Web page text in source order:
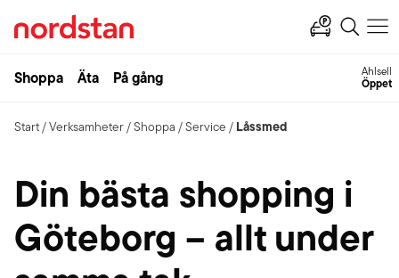
Shoppa Äta På gång Ahlsell
Öppet
Start/Verksamheter/Shoppa /Service / Låssmed
Din bästa shopping i
Göteborg – allt under